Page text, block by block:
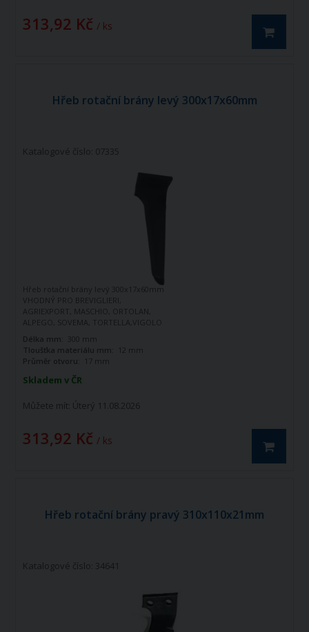
313,92 Kč / ks
Hřeb rotační brány levý 300x17x60mm
Katalogové číslo: 07335
Skladem v ČR
Můžete mít: Úterý 11.08.2026
313,92 Kč / ks
Hřeb rotační brány levý 300x17x60mm
VHODNÝ PRO BREVIGLIERI,
AGRIEXPORT, MASCHIO, ORTOLAN,
ALPEGO, SOVEMA, TORTELLA,VIGOLO
Délka mm:
300 mm
Tloušťka materiálu mm:
12 mm
Průměr otvoru:
17 mm
Hřeb rotační brány pravý 310x110x21mm
Katalogové číslo: 34641